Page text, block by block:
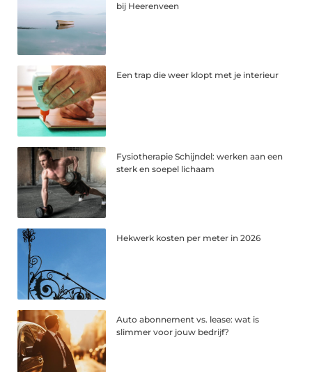
bij Heerenveen
Een trap die weer klopt met je interieur
Fysiotherapie Schijndel: werken aan een
sterk en soepel lichaam
Hekwerk kosten per meter in 2026
Auto abonnement vs. lease: wat is
slimmer voor jouw bedrijf?